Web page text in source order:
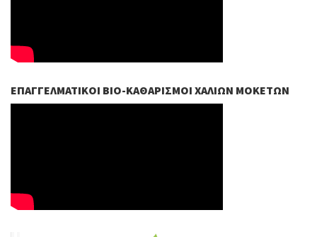
ΕΠΑΓΓΕΛΜΑΤΙΚΟΊ ΒIO-ΚΑΘΑΡΙΣΜΟΊ ΧΑΛΙΏΝ ΜΟΚΕΤΏΝ